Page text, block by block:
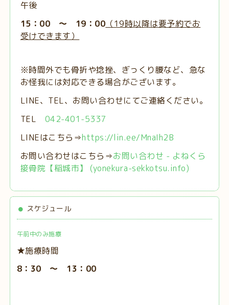
午後
15：00 ～ 19：00 （19時以降は要予約でお
受けできます）
※時間外でも骨折や捻挫、ぎっくり腰など、急な
お怪我には対応できる場合がございます。
LINE、TEL、お問い合わせにてご連絡ください。
TEL 042-401-5337
LINEはこちら⇒https://lin.ee/MnaIh2B
お問い合わせはこちら⇒お問い合わせ - よねくら
接骨院【稲城市】 (yonekura-sekkotsu.info)
スケジュール
午前中のみ施療
★施療時間
8：30 ～ 13：00